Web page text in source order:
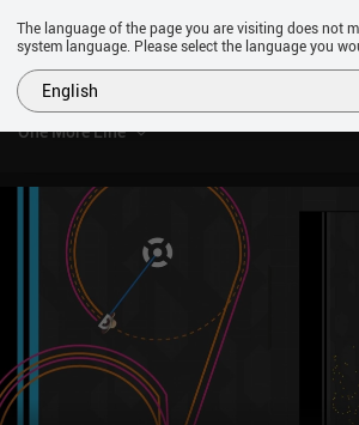
One More Line
The language of the page you are visiting does not
system language. Please select the language you
English